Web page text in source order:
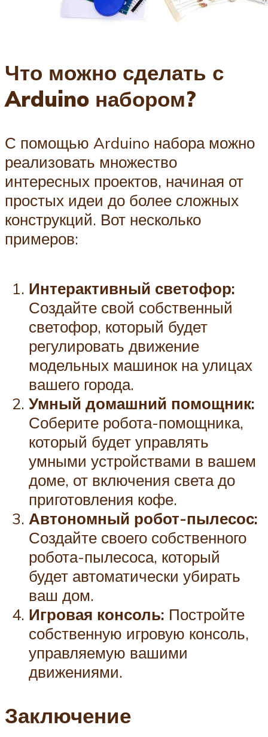
Что можно сделать с
Arduino набором?
С помощью Arduino набора можно
реализовать множество
интересных проектов, начиная от
простых идеи до более сложных
конструкций. Вот несколько
примеров:
Интерактивный светофор:
Создайте свой собственный
светофор, который будет
регулировать движение
модельных машинок на улицах
вашего города.
Умный домашний помощник:
Соберите робота-помощника,
который будет управлять
умными устройствами в вашем
доме, от включения света до
приготовления кофе.
Автономный робот-пылесос:
Создайте своего собственного
робота-пылесоса, который
будет автоматически убирать
ваш дом.
Игровая консоль: Постройте
собственную игровую консоль,
управляемую вашими
движениями.
Заключение